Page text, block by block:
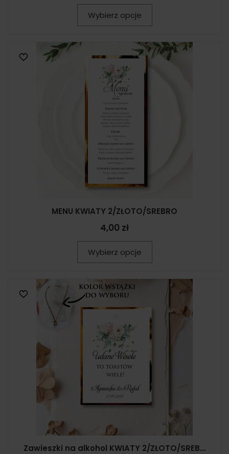
Wybierz opcje
MENU KWIATY 2/ZŁOTO/SREBRO
4,00 zł
Wybierz opcje
Zawieszki na alkohol KWIATY 2/ZŁOTO/SREB...